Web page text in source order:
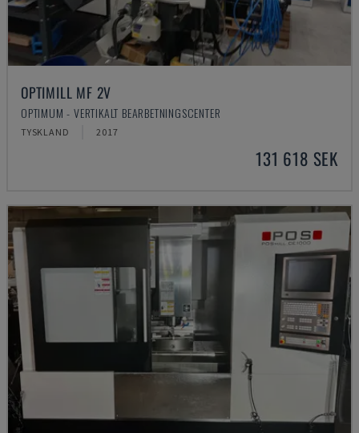
OPTIMILL MF 2V
OPTIMUM - VERTIKALT BEARBETNINGSCENTER
TYSKLAND 2017
131 618 SEK